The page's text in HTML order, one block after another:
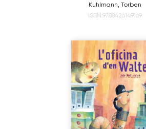
Kuhlmann, Torben
ISBN:9788426149169